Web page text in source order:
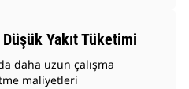
Düşük Yakıt Tüketimi
daha uzun çalışma
maliyetleri